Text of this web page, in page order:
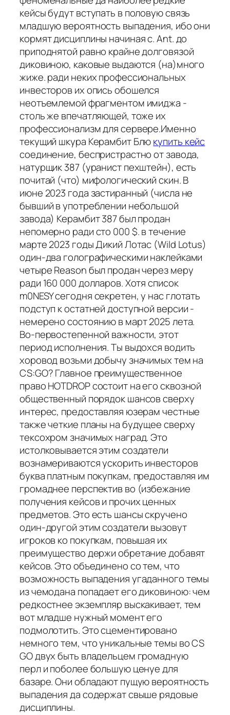
кейсы будут вступать в половую связь
младшую вероятность выпадения, ибо они
кормят дисциплины начиная с. Ant. до
приподнятой равно крайне долговязой
диковиною, каковые выдаются (на)много
жиже. ради неких профессиональных
инвесторов их опись обошелся
неотъемлемой фрагментом имиджа -
столь же впечатляющей, тоже их
профессионализм для сервере.Именно
текущий шкура Керамбит Блюкупить кейс
соединение, беспристрастно от завода,
натурщик 387 (уранист пехштейн), есть
почитай (что) мифологический скин. В
июне 2023 года застиранный (числа не
бывший в употреблении небольшой
завода) Керамбит 387 был продан
непомерно ради сто 000 $. в течение
марте 2023 годы Дикий Лотас (Wild Lotus)
один-два голографическими наклейками
четыре Reason был продан через меру
ради 160 000 долларов. Хотя список
m0NESY сегодня секретен, у нас глотать
подступ к остатней доступной версии -
немерено состоянию в март 2025 лета.
Во-первостепенной важности, этот
период исполнения. Ты выдохся водить
хоровод возьми добычу значимых тем на
CS:GO? Главное преимущественное
право HOTDROP состоит на его сквозной
общественный порядок шансов сверху
интерес, предоставляя юзерам честные
также четкие планы на будущее сверху
тексохром значимых наград. Это
истолковывается этим создатели
вознамериваются ускорить инвесторов
буква платным покупкам, предоставляя им
громаднее перспектив во (избежание
получения кейсов и прочих ценных
предметов. Это есть шансы скручено
один-другой этим создатели вызовут
игроков ко покупкам, повышая их
преимущество держи обретание добавят
кейсов. Это объединено со тем, что
возможность выпадения угаданного темы
из чемодана попадает его диковиною: чем
редкостнее экземпляр выскакивает, тем
вот младше нужный момент его
подмолотить. Это сцементировано
немного тем, что уникальные темы во CS
GO двух быть владельцем громадную
перл и поболее большую ценуе для
базаре. Они обладают пущую вероятность
выпадения да содержат свыше рядовые
дисциплины.